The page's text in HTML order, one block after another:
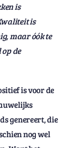
is
is
maar óók te
de
is voor de
genereert, die
nog wel